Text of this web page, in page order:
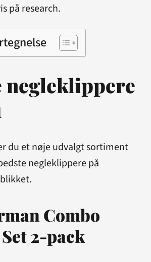
på research.
negleklippere
du et nøje udvalgt sortiment
negleklippere på
Combo
2-pack